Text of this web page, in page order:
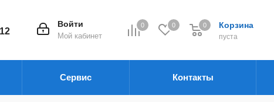
0 0 Корзина
пуста
0
Войти
Мой кабинет
Сервис Контакты